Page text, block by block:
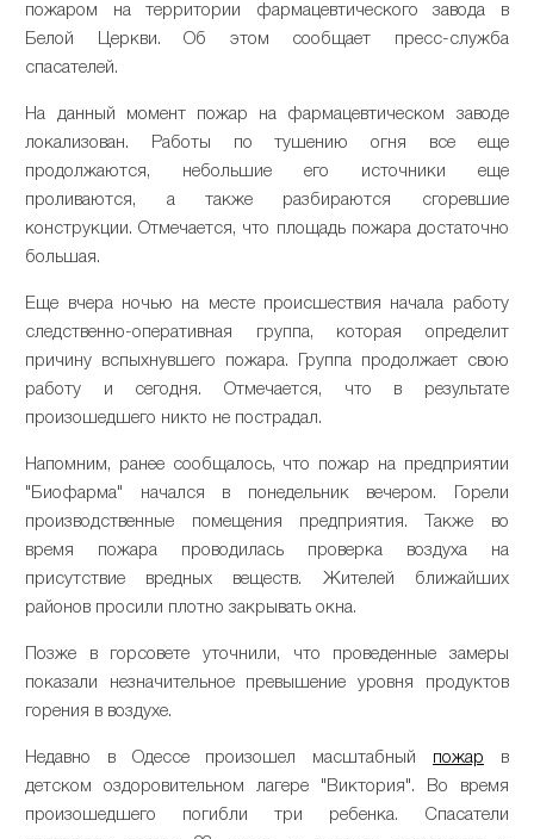
пожаром на территории фармацевтического завода в
Белой Церкви. Об этом сообщает пресс-служба
спасателей.
На данный момент пожар на фармацевтическом заводе
локализован. Работы по тушению огня все еще
продолжаются, небольшие его источники еще
проливаются, а также разбираются сгоревшие
конструкции. Отмечается, что площадь пожара достаточно
большая.
Еще вчера ночью на месте происшествия начала работу
следственно-оперативная группа, которая определит
причину вспыхнувшего пожара. Группа продолжает свою
работу и сегодня. Отмечается, что в результате
произошедшего никто не пострадал.
Напомним, ранее сообщалось, что пожар на предприятии
"Биофарма" начался в понедельник вечером. Горели
производственные помещения предприятия. Также во
время пожара проводилась проверка воздуха на
присутствие вредных веществ. Жителей ближайших
районов просили плотно закрывать окна.
Позже в горсовете уточнили, что проведенные замеры
показали незначительное превышение уровня продуктов
горения в воздухе.
Недавно в Одессе произошел масштабный пожар в
детском оздоровительном лагере "Виктория". Во время
произошедшего погибли три ребенка. Спасатели